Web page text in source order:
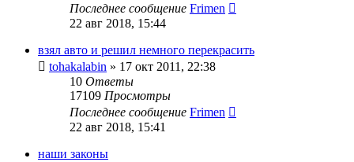
Последнее сообщение Frimen
22 авг 2018, 15:44
взял авто и решил немного перекрасить
tohakalabin » 17 окт 2011, 22:38
10 Ответы
17109 Просмотры
Последнее сообщение Frimen
22 авг 2018, 15:41
наши законы